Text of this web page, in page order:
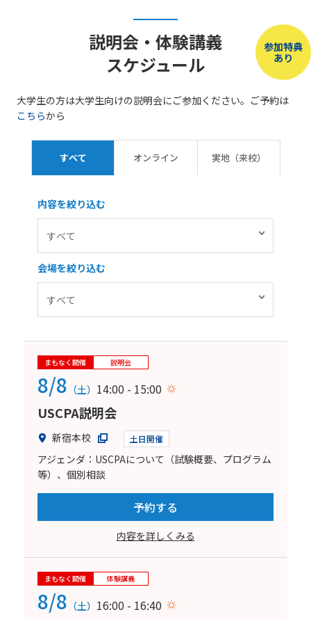
参加特典
あり
説明会・体験講義
スケジュール
大学生の方は大学生向けの説明会にご参加ください。ご予約は
こちらから
すべて オンライン 実地（来校）
内容を絞り込む
会場を絞り込む
まもなく開催 説明会
8/8 （土） 14:00 - 15:00
USCPA説明会
新宿本校 土日開催
アジェンダ：USCPAについて（試験概要、プログラム
等）、個別相談
予約する
内容を詳しくみる
まもなく開催 体験講義
8/8 （土） 16:00 - 16:40